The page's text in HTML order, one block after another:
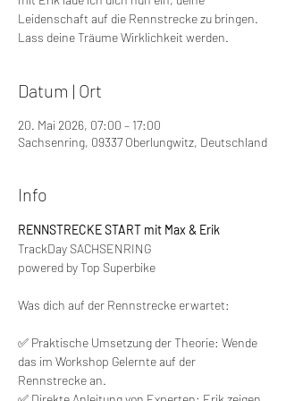
Leidenschaft auf die Rennstrecke zu bringen.
Lass deine Träume Wirklichkeit werden.
Datum | Ort
20. Mai 2026, 07:00 – 17:00
Sachsenring, 09337 Oberlungwitz, Deutschland
Info
RENNSTRECKE START mit Max & Erik
TrackDay SACHSENRING
powered by Top Superbike
Was dich auf der Rennstrecke erwartet:
✅ Praktische Umsetzung der Theorie: Wende
das im Workshop Gelernte auf der
Rennstrecke an.